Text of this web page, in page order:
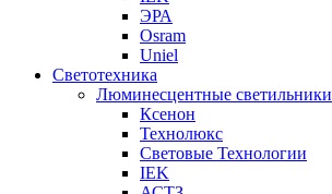
ЭРА
Osram
Uniel
Светотехника
Люминесцентные светильники
Ксенон
Технолюкс
Световые Технологии
IEK